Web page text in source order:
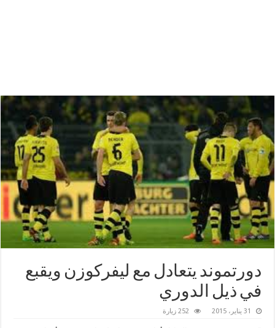
دورتموند يتعادل مع ليفركوزن ويقبع
في ذيل الدوري
31 يناير، 2015 252 زيارة